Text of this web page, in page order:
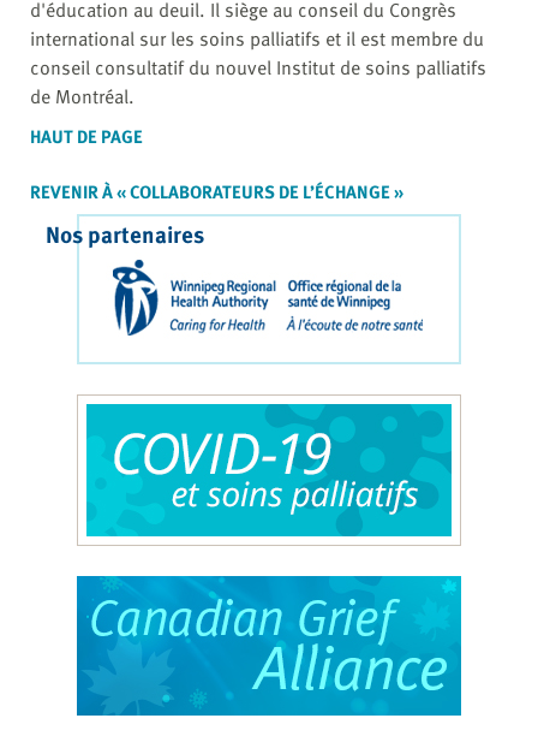
d'éducation au deuil. Il siège au conseil du Congrès
international sur les soins palliatifs et il est membre du
conseil consultatif du nouvel Institut de soins palliatifs
de Montréal.
HAUT DE PAGE
REVENIR À « COLLABORATEURS DE L’ÉCHANGE »
Nos partenaires